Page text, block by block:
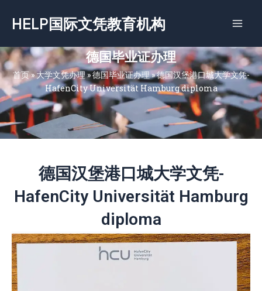
容
HELP国际文凭教育机构
德国毕业证办理
首页»大学文凭办理»德国毕业证办理»德国汉堡港口城大学文凭-
HafenCity Universität Hamburg diploma
德国汉堡港口城大学文凭-
HafenCity Universität Hamburg
diploma